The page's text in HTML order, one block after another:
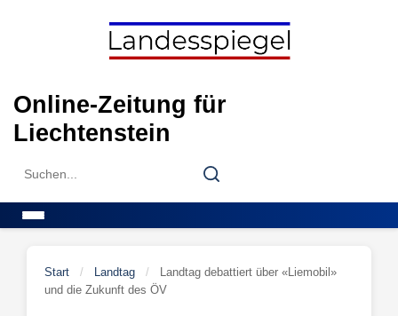
Online-Zeitung für
Liechtenstein
Search
Search
Start / Landtag /
Landtag debattiert über «Liemobil»
und die Zukunft des ÖV